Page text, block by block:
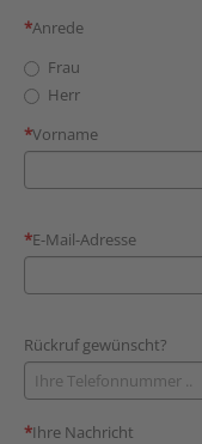
Anrede
Frau
Herr
Vorname
E-Mail-Adresse
Rückruf gewünscht?
Ihre Nachricht